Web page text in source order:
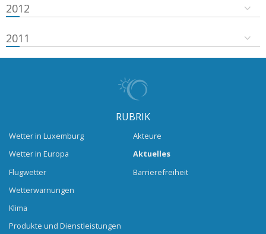
2012
2011
RUBRIK
Wetter in Luxemburg
Wetter in Europa
Flugwetter
Wetterwarnungen
Klima
Produkte und Dienstleistungen
Akteure
Aktuelles
Barrierefreiheit